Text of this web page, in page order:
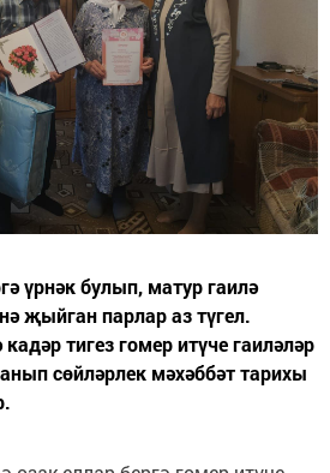
үрнәк булып, матур гаилә
җыйган парлар аз түгел.
тигез гомер итүче гаиләләр
сөйләрлек мәхәббәт тарихы